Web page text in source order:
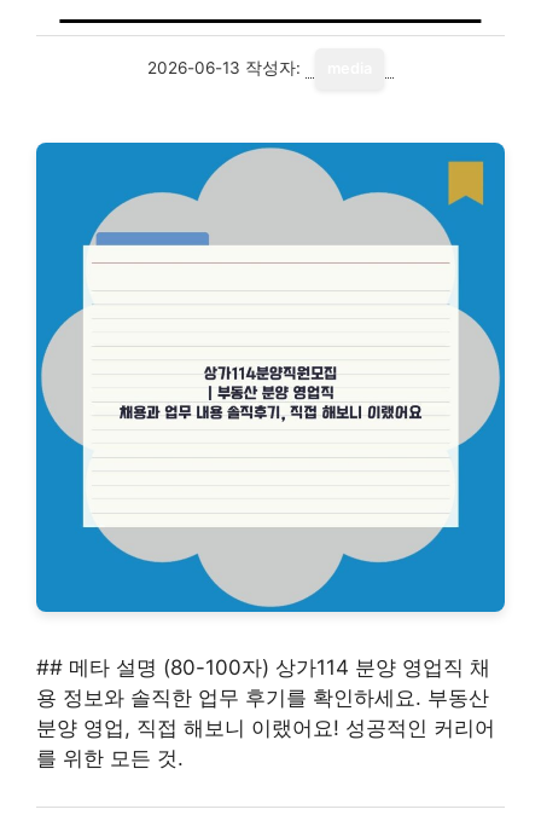
2026-06-13 작성자:
## 메타 설명 (80-100자) 상가114 분양 영업직 채
용 정보와 솔직한 업무 후기를 확인하세요. 부동산
분양 영업, 직접 해보니 이랬어요! 성공적인 커리어
를 위한 모든 것.